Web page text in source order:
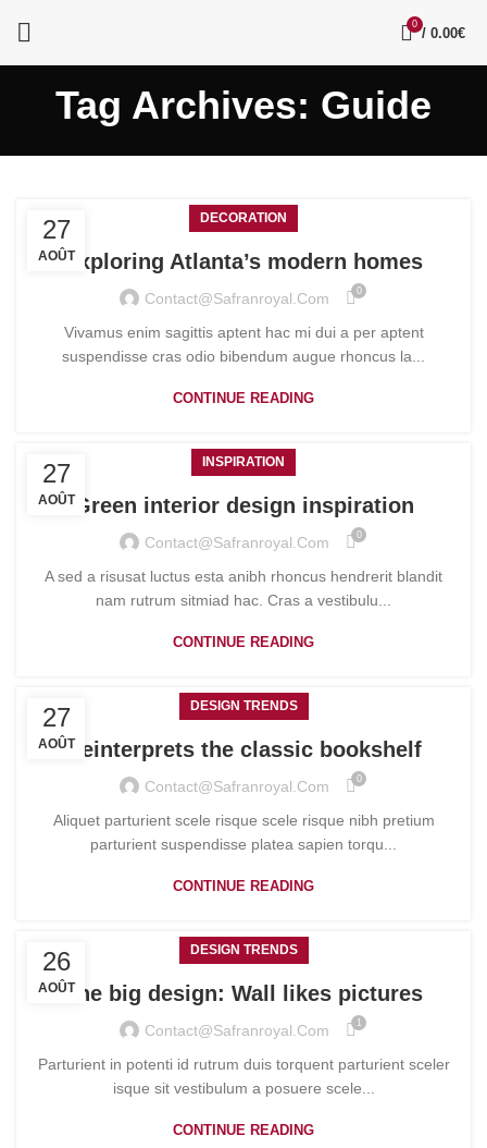
0
/ 0.00€
Tag Archives: Guide
27
AOÛT
DECORATION
Exploring Atlanta’s modern homes
Contact@safranroyal.com 0
Vivamus enim sagittis aptent hac mi dui a per aptent
suspendisse cras odio bibendum augue rhoncus la...
CONTINUE READING
27
AOÛT
INSPIRATION
Green interior design inspiration
Contact@safranroyal.com 0
A sed a risusat luctus esta anibh rhoncus hendrerit blandit
nam rutrum sitmiad hac. Cras a vestibulu...
CONTINUE READING
27
AOÛT
DESIGN TRENDS
Reinterprets the classic bookshelf
Contact@safranroyal.com 0
Aliquet parturient scele risque scele risque nibh pretium
parturient suspendisse platea sapien torqu...
CONTINUE READING
26
AOÛT
DESIGN TRENDS
The big design: Wall likes pictures
Contact@safranroyal.com 1
Parturient in potenti id rutrum duis torquent parturient sceler
isque sit vestibulum a posuere scele...
CONTINUE READING